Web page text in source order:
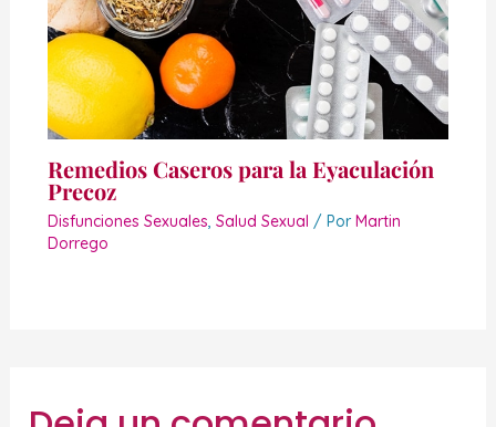
Remedios Caseros para la Eyaculación
Precoz
Disfunciones Sexuales,Salud Sexual / PorMartin
Dorrego